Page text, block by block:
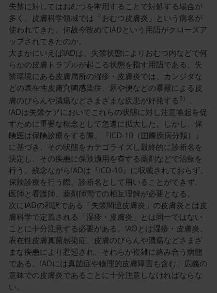
失禁に対してはおむつを常用することで対処する場合が
多く、皮膚科学領域では「おむつ皮膚炎」という病名が
使われてきた。何故今改めてIADという用語がクローズア
ップされてきたのか。
大まかにいえばIADは、失禁状態によりおむつ内などで何
らかの皮膚トラブルが起こる状態を指す用語である。失
禁環境にある皮膚局所の湿疹・皮膚炎では、カンジダな
どの表在性皮膚真菌感染症、尿や便などの暴露による皮
膚のびらんや潰瘍などさまざまな疾患が好発する3） 。
IADは失禁ケアにおいてこれらの状態に対し注意喚起を促
すために重要な概念として急速に拡大した。しかし、保
険医は保険診療をする際、『ICD-10（国際疾病分類）』
に基づき、その状態をカテゴライズし最終的に診断名を
決定し、その疾患に保険適用を有する薬剤などで治療を
行う。残念ながらIADは『ICD-10』に収載されておらず、
保険診療を行う際、診断名として用いることができず、
医師と看護師、薬剤師間での相互理解が必要となる。
次にIADの和訳である「失禁関連皮膚炎」の皮膚炎とは皮
膚科学で定義される「湿疹・皮膚炎」とは同一ではない
ことに十分注意する必要がある。IADとは湿疹・皮膚炎、
表在性皮膚真菌感染症、皮膚のびらんや潰瘍などさまざ
まな疾患により惹起され、それらが複雑に絡み合う病態
である。IADには真菌症や物理的皮膚障害も含む、広義の
意味での皮膚炎であることに十分注意しなければならな
い。